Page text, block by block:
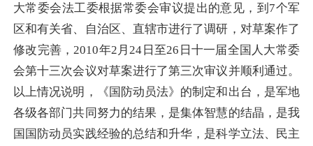
大常委会法工委根据常委会审议提出的意见，到7个军
区和有关省、自治区、直辖市进行了调研，对草案作了
修改完善，2010年2月24日至26日十一届全国人大常委
会第十三次会议对草案进行了第三次审议并顺利通过。
以上情况说明，《国防动员法》的制定和出台，是军地
各级各部门共同努力的结果，是集体智慧的结晶，是我
国国防动员实践经验的总结和升华，是科学立法、民主